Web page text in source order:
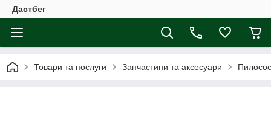
Дастбег
Товари та послуги Запчастини та аксесуари